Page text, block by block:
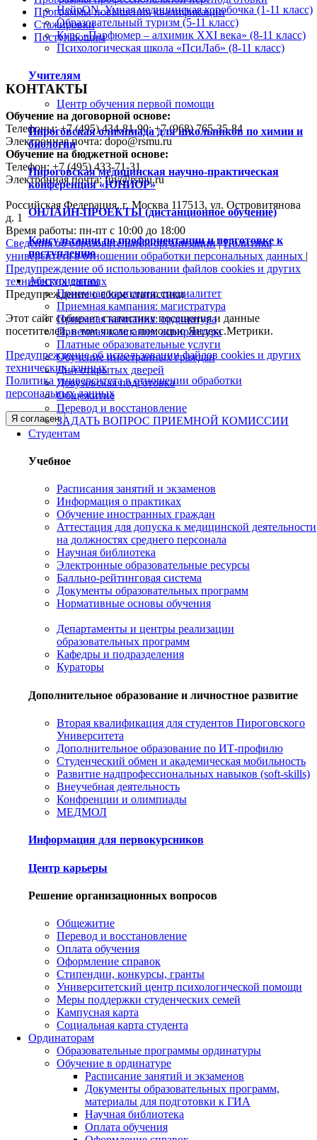
НейрON. Умная медицинская коробочка (1-11 класс)
Образовательный туризм (5-11 класс)
Курс «Парфюмер – алхимик XXI века» (8-11 класс)
Психологическая школа «ПсиЛаб» (8-11 класс)
Учителям
Центр обучения первой помощи
Пироговская олимпиада для школьников по химии и
биологии
Пироговская медицинская научно-практическая
конференция «ЮНИОР»
ОНЛАЙН-ПРОЕКТЫ (дистанционное обучение)
Консультации по профориентации и подготовке к
поступлению
Абитуриентам
Приемная кампания: специалитет
Приемная кампания: магистратура
Приемная кампания: ординатура
Приемная кампания: аспирантура
Платные образовательные услуги
Обучение иностранных граждан
Дни открытых дверей
Довузовская подготовка
Общежитие
Перевод и восстановление
ЗАДАТЬ ВОПРОС ПРИЕМНОЙ КОМИССИИ
Студентам
Учебное
Расписания занятий и экзаменов
Информация о практиках
Обучение иностранных граждан
Аттестация для допуска к медицинской деятельности
на должностях среднего персонала
Научная библиотека
Электронные образовательные ресурсы
Балльно-рейтинговая система
Документы образовательных программ
Нормативные основы обучения
Департаменты и центры реализации
образовательных программ
Кафедры и подразделения
Кураторы
Дополнительное образование и личностное развитие
Вторая квалификация для студентов Пироговского
Университета
Дополнительное образование по ИТ-профилю
Студенческий обмен и академическая мобильность
Развитие надпрофессиональных навыков (soft-skills)
Внеучебная деятельность
Конфренции и олимпиады
МЕДМОЛ
Информация для первокурсников
Центр карьеры
Решение организационных вопросов
Общежитие
Перевод и восстановление
Оплата обучения
Оформление справок
Стипендии, конкурсы, гранты
Университетский центр психологической помощи
Меры поддержки студенческих семей
Кампусная карта
Социальная карта студента
Ординаторам
Образовательные программы ординатуры
Обучение в ординатуре
Расписание занятий и экзаменов
Документы образовательных программ,
материалы для подготовки к ГИА
Научная библиотека
Оплата обучения
Программы повышения квалификации
Стажировки
Поступающим
КОНТАКТЫ
Обучение на договорной основе:
Телефоны: +7 (495) 434-81-90; +7 (968) 765-35-84
Электронная почта: dopo@rsmu.ru
Обучение на бюджетной основе:
Телефон: +7 (495) 433-71-31
Электронная почта: fuv@rsmu.ru
Российская Федерация, г. Москва 117513, ул. Островитянова
д. 1
Время работы: пн-пт с 10:00 до 18:00
Сведения об образовательной организации|Политика
университета в отношении обработки персональных данных
Предупреждение об использовании файлов cookies и других
технических данных
Предупреждение о сборе статистики
Этот сайт собирает статистику посещения и данные
посетителей, в том числе с помощью Яндекс.Метрики.
Предупреждение об использовании файлов cookies и других
технических данных
Политика университета в отношении обработки
персональных данных
Я согласен